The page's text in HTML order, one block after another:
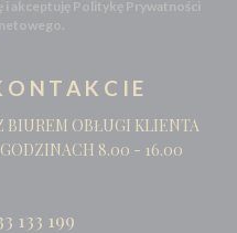
i akceptuję Politykę Prywatności
BIUREM OBŁUGI KLIENTA
8.00 - 16.00
133 199